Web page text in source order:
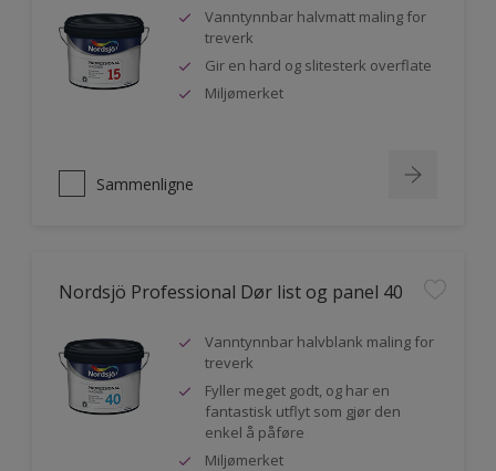
Vanntynnbar halvmatt maling for
treverk
Gir en hard og slitesterk overflate
Miljømerket
Sammenligne
Nordsjö Professional Dør list og panel 40
Vanntynnbar halvblank maling for
treverk
Fyller meget godt, og har en
fantastisk utflyt som gjør den
enkel å påføre
Miljømerket